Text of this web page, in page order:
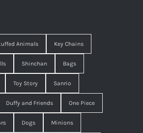
Animals Key Chains
Shinchan Bags
Toy Story Sanrio
Duffy and Friends One Piece
Dogs Minions